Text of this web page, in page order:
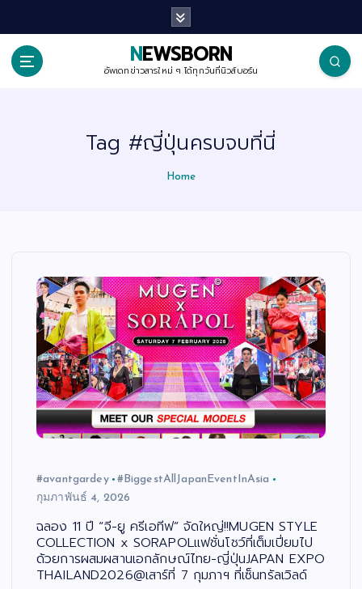
i
NEWSBORN
อัพเดทข่าวสารใหม่ ๆ ได้ทุกวันที่นิวส์บอร์น
Tag #ญี่ปุ่นครบจบที่นี่
Home
#avantgardey
#BiggestAllJapanEventInAsia
กุมภาพันธ์ 4, 2026
ฉลอง 11 ปี “จี-ยู ครีเอทีฟ” จัดใหญ่!!MUGEN STYLE
COLLECTION x SORAPOLแฟชั่นโชว์ที่เต็มเปี่ยมไป
ด้วยการผสมผสานเอกลักษณ์ไทย-ญี่ปุ่นJAPAN EXPO
THAILAND2026@เสาร์ที่ 7 กุมภาฯ ที่เซ็นทรัลเวิลด์